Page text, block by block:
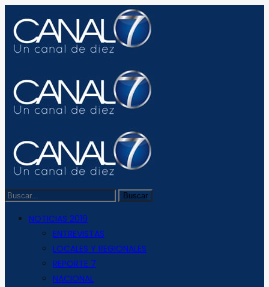
NOTICIAS 2019
ENTREVISTAS
LOCALES Y REGIONALES
REPORTE 7
NACIONAL